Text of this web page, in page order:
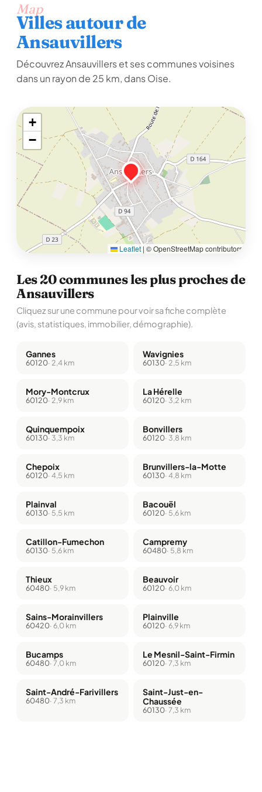
Map
Villes autour de
Ansauvillers
Découvrez Ansauvillers et ses communes voisines
dans un rayon de 25 km, dans Oise.
+
−
Leaflet | © OpenStreetMap contributors
Les 20 communes les plus proches de
Ansauvillers
Cliquez sur une commune pour voir sa fiche complète
(avis, statistiques, immobilier, démographie).
Gannes
60120· 2,4 km
Wavignies
60130· 2,5 km
Mory-Montcrux
60120· 2,9 km
La Hérelle
60120· 3,2 km
Quinquempoix
60130· 3,3 km
Bonvillers
60120· 3,8 km
Chepoix
60120· 4,5 km
Brunvillers-la-Motte
60130· 4,8 km
Plainval
60130· 5,5 km
Bacouël
60120· 5,6 km
Catillon-Fumechon
60130· 5,6 km
Campremy
60480· 5,8 km
Thieux
60480· 5,9 km
Beauvoir
60120· 6,0 km
Sains-Morainvillers
60420· 6,0 km
Plainville
60120· 6,9 km
Bucamps
60480· 7,0 km
Le Mesnil-Saint-Firmin
60120· 7,3 km
Saint-André-Farivillers
60480· 7,3 km
Saint-Just-en-
Chaussée
60130· 7,3 km